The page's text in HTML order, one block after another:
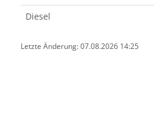
Diesel
Letzte Änderung: 07.08.2026 14:25